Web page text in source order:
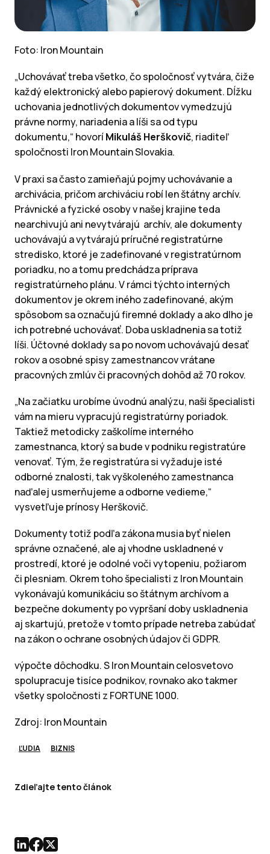
Foto: Iron Mountain
„Uchovávať treba všetko, čo spoločnosť vytvára, čiže
každý elektronický alebo papierový dokument. Dĺžku
uchovania jednotlivých dokumentov vymedzujú
právne normy, nariadenia a líši sa od typu
dokumentu,“ hovoríMikuláš Herškovič, riaditeľ
spoločnosti Iron Mountain Slovakia.
V praxi sa často zamieňajú pojmy uchovávanie a
archivácia, pričom archiváciu robí len štátny archív.
Právnické a fyzické osoby v našej krajine teda
nearchivujú ani nevytvárajú archív, ale dokumenty
uchovávajú a vytvárajú príručné registratúrne
stredisko, ktoré je zadefinované v registratúrnom
poriadku, no a tomu predchádza príprava
registratúrneho plánu. V rámci týchto interných
dokumentov je okrem iného zadefinované, akým
spôsobom sa označujú firemné doklady a ako dlho je
ich potrebné uchovávať. Doba uskladnenia sa totiž
líši. Účtovné doklady sa po novom uchovávajú desať
rokov a osobné spisy zamestnancov vrátane
pracovných zmlúv či pracovných dohôd až 70 rokov.
„Na začiatku urobíme úvodnú analýzu, naši špecialisti
vám na mieru vypracujú registratúrny poriadok.
Taktiež metodicky zaškolíme interného
zamestnanca, ktorý sa bude v podniku registratúre
venovať. Tým, že registratúra si vyžaduje isté
odborné znalosti, tak vyškoleného zamestnanca
naďalej usmerňujeme a odborne vedieme,“
vysvetľuje prínosy Herškovič.
Dokumenty totiž podľa zákona musia byť nielen
správne označené, ale aj vhodne uskladnené v
prostredí, ktoré je odolné voči vytopeniu, požiarom
či plesniam. Okrem toho špecialisti z Iron Mountain
vykonávajú komunikáciu so štátnym archívom a
bezpečne dokumenty po vypršaní doby uskladnenia
aj skartujú, pretože v tomto prípade netreba zabúdať
na zákon o ochrane osobných údajov či GDPR.
výpočte dôchodku. S Iron Mountain celosvetovo
spolupracuje tisíce podnikov, rovnako ako takmer
všetky spoločnosti z FORTUNE 1000.
Zdroj: Iron Mountain
ĽUDIA BIZNIS
Zdieľajte tento článok